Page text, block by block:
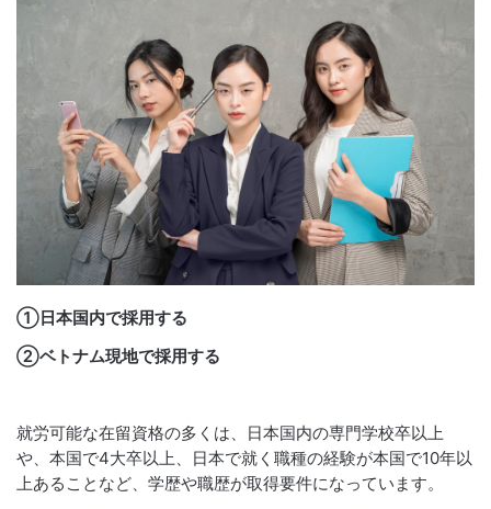
①日本国内で採用する
②ベトナム現地で採用する
就労可能な在留資格の多くは、日本国内の専門学校卒以上
や、本国で4大卒以上、日本で就く職種の経験が本国で10年以
上あることなど、学歴や職歴が取得要件になっています。